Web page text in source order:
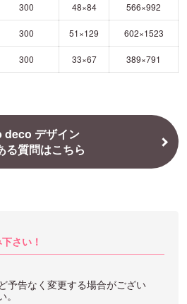
300 48×84 566×992
300 51×129 602×1523
300 33×67 389×791
deco デザイン
る質問はこちら
さい！
予告なく変更する場合がござい